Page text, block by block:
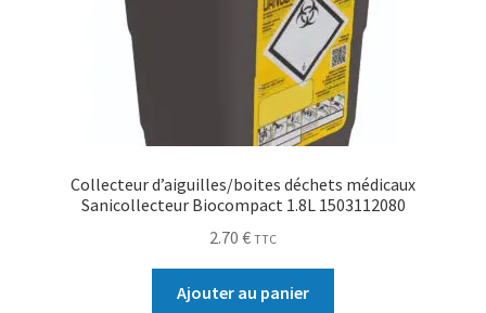
Collecteur d’aiguilles/boites déchets médicaux
Sanicollecteur Biocompact 1.8L 1503112080
2.70 € TTC
Ajouter au panier